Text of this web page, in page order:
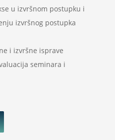
u izvršnom postupku i
izvršnog postupka
i izvršne isprave
seminara i